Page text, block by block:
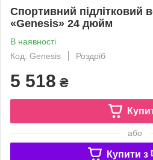
Спортивний підлітковий
«Genesis» 24 дюйм
В наявності
Код: Genesis
Роздріб
5 518 ₴
або
Купити з